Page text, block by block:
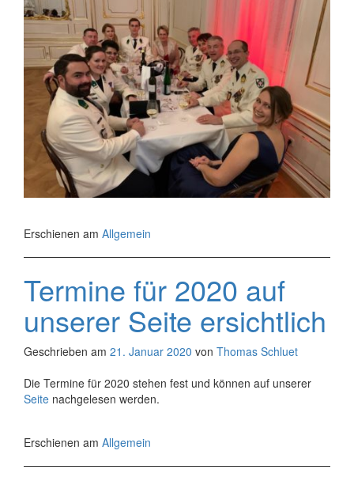
Erschienen am Allgemein
Termine für 2020 auf
unserer Seite ersichtlich
Geschrieben am 21. Januar 2020 von Thomas Schluet
Die Termine für 2020 stehen fest und können auf unserer
Seite nachgelesen werden.
Erschienen am Allgemein